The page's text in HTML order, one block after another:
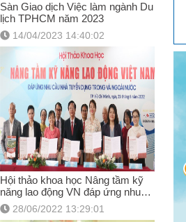
Sàn Giao dịch Việc làm ngành Du
lịch TPHCM năm 2023
14/04/2023 14:40:02
Hội thảo khoa học Nâng tầm kỹ
năng lao động VN đáp ứng nhu
cầu nhà tuyển dụng trong và
ngoài nước
28/06/2022 13:29:01